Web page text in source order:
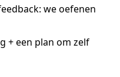
we oefenen
+ een plan om zelf